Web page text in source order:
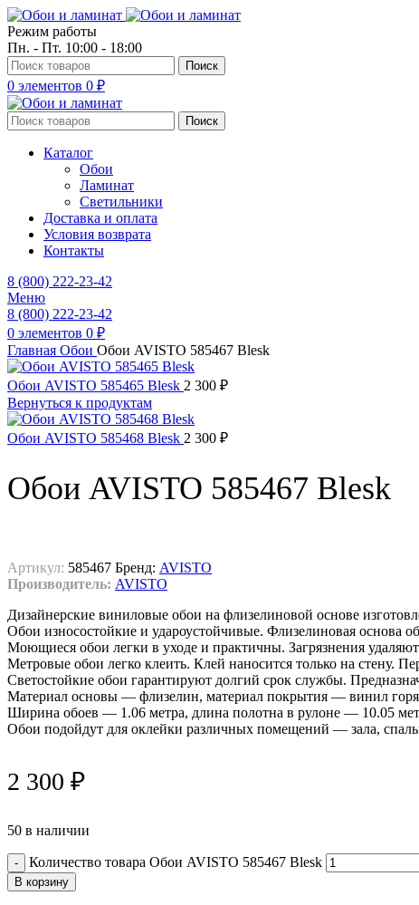
Режим работы
Пн. - Пт. 10:00 - 18:00
Поиск
0 элементов 0 ₽
Поиск
Каталог
Обои
Ламинат
Светильники
Доставка и оплата
Условия возврата
Контакты
8 (800) 222-23-42
Меню
8 (800) 222-23-42
0 элементов 0 ₽
Главная Обои Обои AVISTO 585467 Blesk
Обои AVISTO 585465 Blesk 2 300 ₽
Вернуться к продуктам
Обои AVISTO 585468 Blesk 2 300 ₽
Обои AVISTO 585467 Blesk
Артикул: 585467 Бренд: AVISTO
Производитель: AVISTO
Дизайнерские виниловые обои на флизелиновой основе
Обои износостойкие и удароустойчивые. Флизелиновая основа
Моющиеся обои легки в уходе и практичны. Загрязнения
Метровые обои легко клеить. Клей наносится только на стену.
Светостойкие обои гарантируют долгий срок службы.
Материал основы — флизелин, материал покрытия — винил
Ширина обоев — 1.06 метра, длина полотна в рулоне — 10.05
Обои подойдут для оклейки различных помещений — зала,
2 300 ₽
50 в наличии
Количество товара Обои AVISTO 585467 Blesk
В корзину